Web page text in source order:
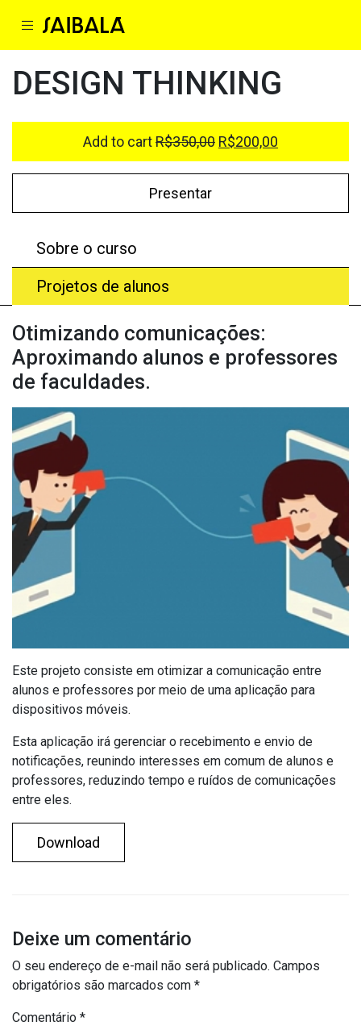
DESIGN THINKING
Add to cartR$350,00 R$200,00
Presentar
Sobre o curso
Projetos de alunos
Otimizando comunicações:
Aproximando alunos e professores
de faculdades.
Este projeto consiste em otimizar a comunicação entre
alunos e professores por meio de uma aplicação para
dispositivos móveis.
Esta aplicação irá gerenciar o recebimento e envio de
notificações, reunindo interesses em comum de alunos e
professores, reduzindo tempo e ruídos de comunicações
entre eles.
Download
Deixe um comentário
O seu endereço de e-mail não será publicado. Campos
obrigatórios são marcados com *
Comentário *